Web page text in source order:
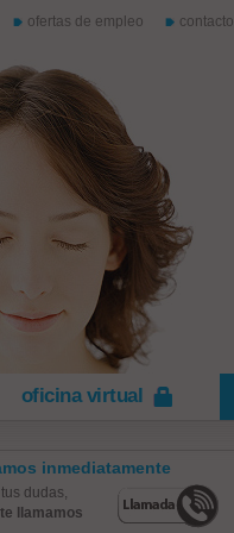
ofertas de empleo contacto
oficina virtual
inmediatamente
dudas,
llamamos